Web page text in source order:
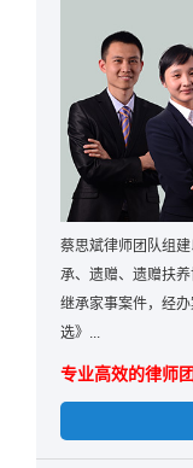
蔡思斌律师团队组
承、遗赠、遗赠扶
继承家事案件，经
选》...
专业高效的律师